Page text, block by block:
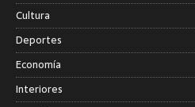
Cultura
Deportes
Economía
Interiores